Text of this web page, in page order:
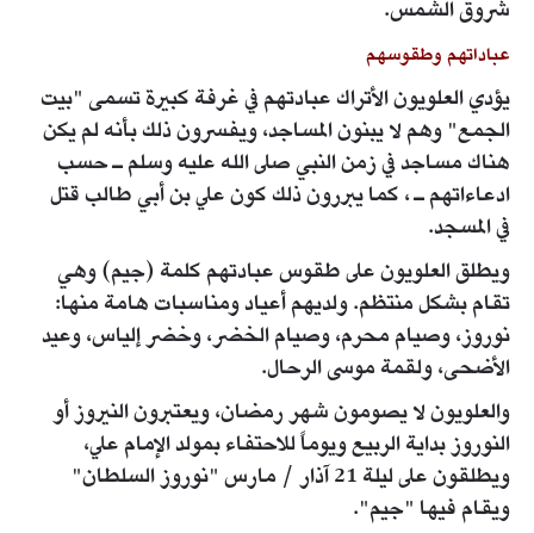
شروق الشمس.
عباداتهم وطقوسهم
يؤدي العلويون الأتراك عبادتهم في غرفة كبيرة تسمى "بيت
الجمع" وهم لا يبنون المساجد، ويفسرون ذلك بأنه لم يكن
هناك مساجد في زمن النبي صلى الله عليه وسلم ـ حسب
ادعاءاتهم ـ ، كما يبررون ذلك كون علي بن أبي طالب قتل
في المسجد.
ويطلق العلويون على طقوس عبادتهم كلمة (جيم) وهي
تقام بشكل منتظم. ولديهم أعياد ومناسبات هامة منها:
نوروز، وصيام محرم، وصيام الخضر، وخضر إلياس، وعيد
الأضحى، ولقمة موسى الرحال.
والعلويون لا يصومون شهر رمضان، ويعتبرون النيروز أو
النوروز بداية الربيع ويوماً للاحتفاء بمولد الإمام علي،
ويطلقون على ليلة 21 آذار / مارس "نوروز السلطان"
ويقام فيها "جيم".